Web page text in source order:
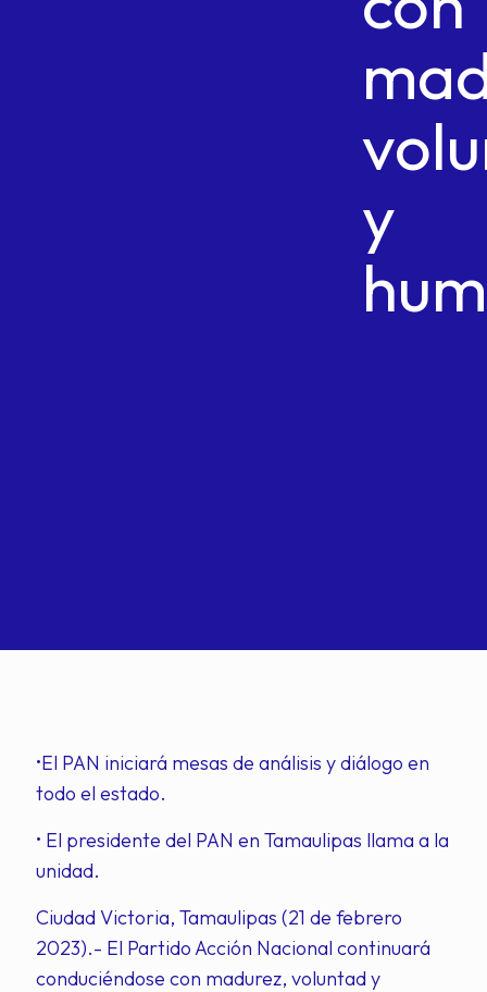
y
•El PAN iniciará mesas de análisis y diálogo en
todo el estado.
• El presidente del PAN en Tamaulipas llama a la
unidad.
Ciudad Victoria, Tamaulipas (21 de febrero
2023).- El Partido Acción Nacional continuará
conduciéndose con madurez, voluntad y